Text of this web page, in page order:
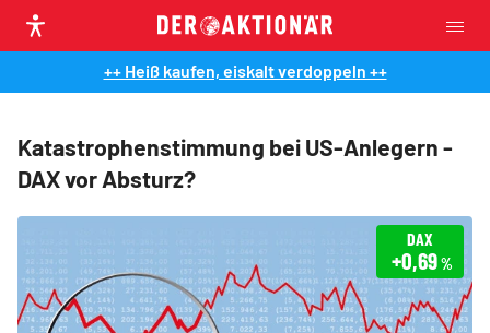
++ Heiß kaufen, eiskalt verdoppeln ++
Katastrophenstimmung bei US-Anlegern -
DAX vor Absturz?
DAX
+0,69%